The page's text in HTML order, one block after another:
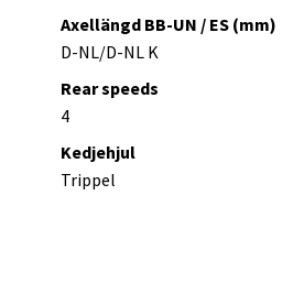
Axellängd BB-UN / ES (mm)
D-NL/D-NL K
Rear speeds
4
Kedjehjul
Trippel